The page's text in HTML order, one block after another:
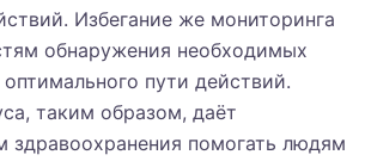
Избегание же мониторинга
обнаружения необходимых
пути действий.
таким образом, даёт
здравоохранения помогать людям